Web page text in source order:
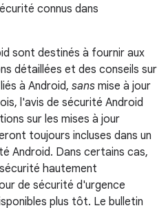
connus dans
sont destinés à fournir aux
détaillées et des conseils sur
à Android, sans mise à jour
l'avis de sécurité Android
sur les mises à jour
toujours incluses dans un
Android. Dans certains cas,
hautement
de sécurité d'urgence
plus tôt. Le bulletin